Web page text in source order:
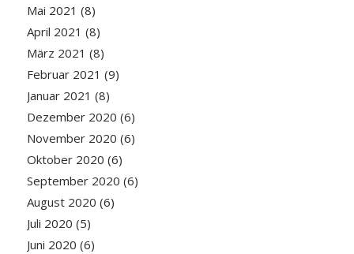
Mai 2021 (8)
April 2021 (8)
März 2021 (8)
Februar 2021 (9)
Januar 2021 (8)
Dezember 2020 (6)
November 2020 (6)
Oktober 2020 (6)
September 2020 (6)
August 2020 (6)
Juli 2020 (5)
Juni 2020 (6)